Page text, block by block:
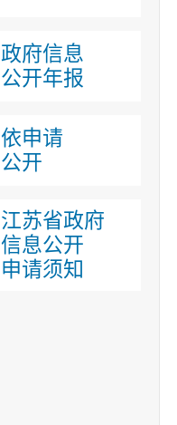
政府信息
公开年报
依申请
公开
江苏省政府
信息公开
申请须知